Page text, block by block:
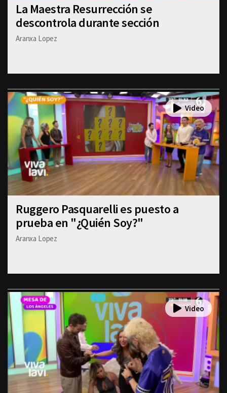
La Maestra Resurrección se
descontrola durante sección
Aranxa Lopez
Ruggero Pasquarelli es puesto a
prueba en "¿Quién Soy?"
Aranxa Lopez